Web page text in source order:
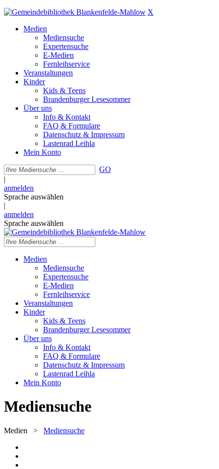
X
Medien
Mediensuche
Expertensuche
E-Medien
Fernleihservice
Veranstaltungen
Kinder
Kids & Teens
Brandenburger Lesesommer
Über uns
Info & Kontakt
FAQ & Formulare
Datenschutz & Impressum
Lastenrad Leihla
Mein Konto
GO
|
anmelden
Sprache auswählen
|
anmelden
Sprache auswählen
Medien
Mediensuche
Expertensuche
E-Medien
Fernleihservice
Veranstaltungen
Kinder
Kids & Teens
Brandenburger Lesesommer
Über uns
Info & Kontakt
FAQ & Formulare
Datenschutz & Impressum
Lastenrad Leihla
Mein Konto
Mediensuche
Medien > Mediensuche